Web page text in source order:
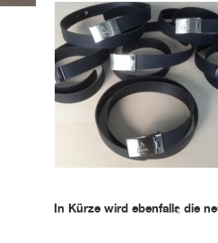
In Kürze wird ebenfalls die